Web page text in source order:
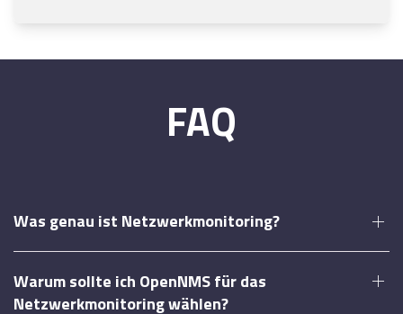
FAQ
Was genau ist Netzwerkmonitoring?
Warum sollte ich OpenNMS für das
Netzwerkmonitoring wählen?